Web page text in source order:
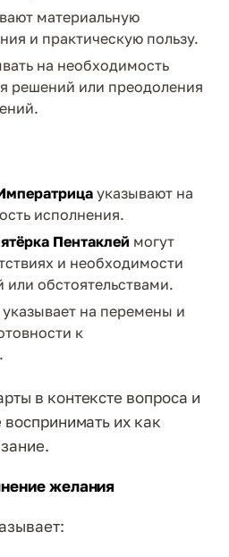
материальную
и практическую пользу.
на необходимость
решений или преодоления
указывают на
исполнения.
Пентаклей могут
и необходимости
обстоятельствами.
указывает на перемены и
к
в контексте вопроса и
их как
желания